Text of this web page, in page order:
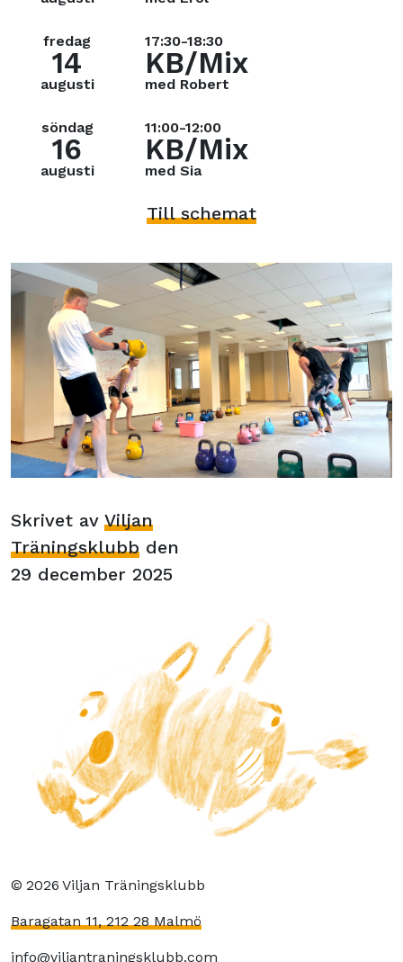
Skrivet av Viljan
Träningsklubb den
29 december 2025
fredag
14
augusti
17:30-18:30
KB/Mix
med Robert
söndag
16
augusti
11:00-12:00
KB/Mix
med Sia
Till schemat
© 2026 Viljan Träningsklubb
Baragatan 11, 212 28 Malmö
info@viljantraningsklubb.com